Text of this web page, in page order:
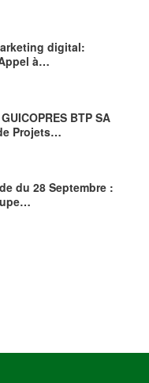
digital:
à…
BTP SA
Projets…
du 28 Septembre :